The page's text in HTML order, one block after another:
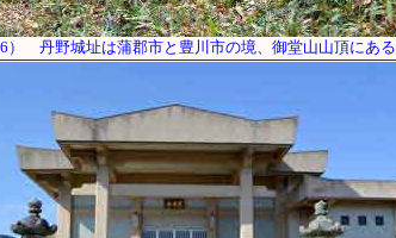
6） 丹野城址は蒲郡市と豊川市の境、御堂山山頂にある